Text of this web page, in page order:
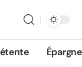
Épargne